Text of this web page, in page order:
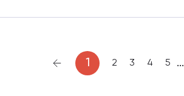
1 2 3 4 5 ...